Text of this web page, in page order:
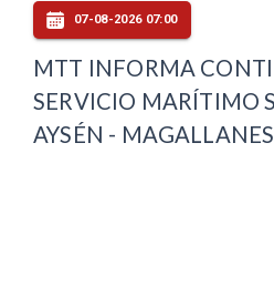
07-08-2026 07:00
MTT INFORMA
SERVICIO MARÍTIMO
AYSÉN - MAGALLANES